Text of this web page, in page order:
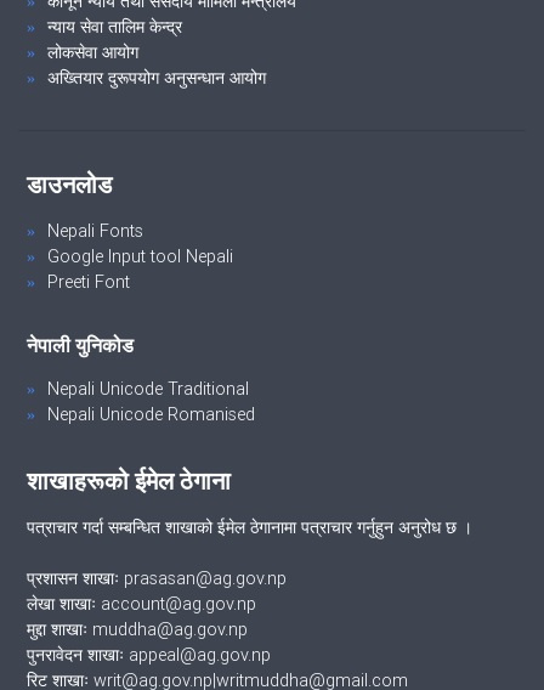
स्थानिय समुदाय, नागरिक समाज, जनप्रतिनिधि तथा सरोकारवालाहरु बीच
अन्तरक्रिया कार्यक्रम सम्पन्न ...... (२०८१।०३।१४)
न्याय सेवा तालिम केन्द्र
लोकसेवा आयोग
अख्तियार दुरूपयोग अनुसन्धान आयोग
डाउनलोड
Nepali Fonts
Google Input tool Nepali
Preeti Font
नेपाली युनिकोड
Nepali Unicode Traditional
Nepali Unicode Romanised
शाखाहरूको ईमेल ठेगाना
पत्राचार गर्दा सम्बन्धित शाखाको ईमेल ठेगानामा पत्राचार गर्नुहुन अनुरोध छ ।
प्रशासन शाखाः prasasan@ag.gov.np
लेखा शाखाः account@ag.gov.np
मुद्दा शाखाः muddha@ag.gov.np
पुनरावेदन शाखाः appeal@ag.gov.np
रिट शाखाः writ@ag.gov.np|writmuddha@gmail.com